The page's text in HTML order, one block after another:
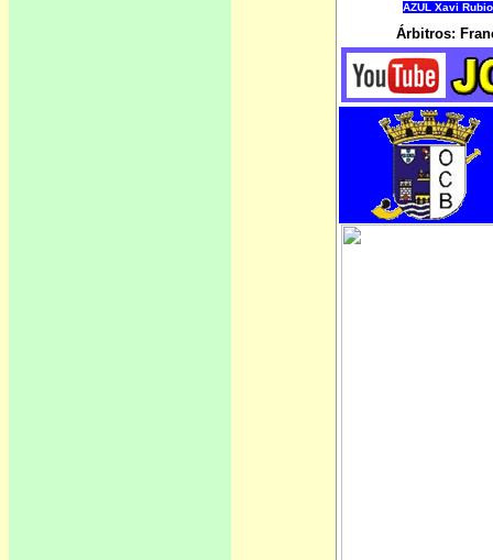
AZUL Xavi
Árbitros: